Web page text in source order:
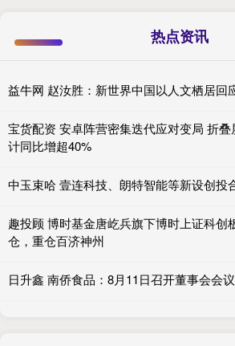
热点资讯
益牛网 赵汝胜：新世界中国以人文栖居回
宝货配资 安卓阵营密集迭代应对变局 折
计同比增超40%
中玉束哈 壹连科技、朗特智能等新设创投
趣投顾 博时基金唐屹兵旗下博时上证科创
仓，重仓百济神州
日升鑫 南侨食品：8月11日召开董事会会议